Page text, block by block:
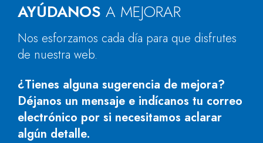
AYÚDANOS A MEJORAR
Nos esforzamos cada día para que disfrutes
de nuestra web.
¿Tienes alguna sugerencia de mejora?
Déjanos un mensaje e indícanos tu correo
electrónico por si necesitamos aclarar
algún detalle.